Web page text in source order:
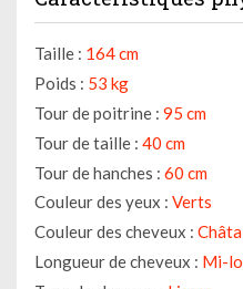
Taille : 164 cm
Poids : 53 kg
Tour de poitrine : 95 cm
Tour de taille : 40 cm
Tour de hanches : 60 cm
Couleur des yeux : Verts
Couleur des cheveux :
Longueur de cheveux : Mi-